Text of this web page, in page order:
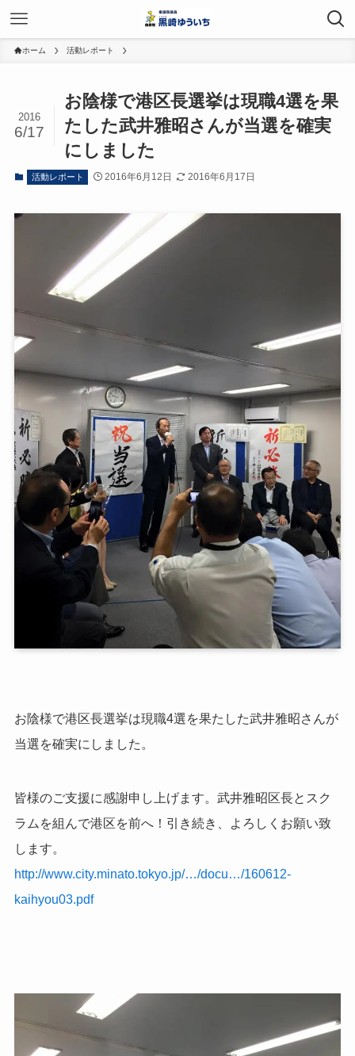
ホーム 活動レポート
お陰様で港区長選挙は現職4選を果
たした武井雅昭さんが当選を確実
にしました
2016
6/17
活動レポート 2016年6月12日 2016年6月17日
お陰様で港区長選挙は現職4選を果たした武井雅昭さんが
当選を確実にしました。
皆様のご支援に感謝申し上げます。武井雅昭区長とスク
ラムを組んで港区を前へ！引き続き、よろしくお願い致
します。
http://www.city.minato.tokyo.jp/…/docu…/160612-
kaihyou03.pdf